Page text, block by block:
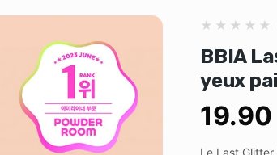
★ ★ ★ ★ ★
BBIA
yeux
19.90
Le Last